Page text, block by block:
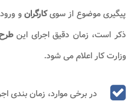
پیگیری موضوع از سویکارگرانو
ذکر است، زمان دقیق اجرای این
وزارت کار اعلام می‌ شود.
در برخی موارد، زمان ‌بندی